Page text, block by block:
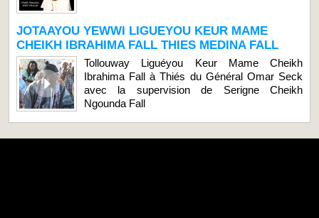
JOTAAYOU YEWWI LIGUEYOU KEUR MAME
CHEIKH IBRAHIMA FALL THIES MEDINA FALL
Tollouway Liguéyou Keur Mame Cheikh
Ibrahima Fall à Thiés du Général Omar Seck
avec la supervision de Serigne Cheikh
Ngounda Fall